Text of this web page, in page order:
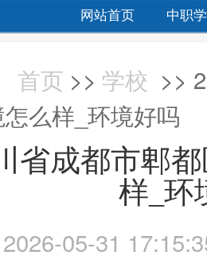
网站首页 中职
首页 >> 学校 >>
么样_环境好吗
省成都市郫
样_环
2026-05-31